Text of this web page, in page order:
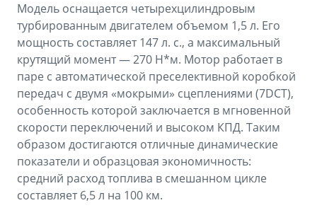
Модель оснащается четырехцилиндровым
турбированным двигателем объемом 1,5 л. Его
мощность составляет 147 л. с., а максимальный
крутящий момент — 270 Н*м. Мотор работает в
паре с автоматической преселективной коробкой
передач с двумя «мокрыми» сцеплениями (7DCT),
особенность которой заключается в мгновенной
скорости переключений и высоком КПД. Таким
образом достигаются отличные динамические
показатели и образцовая экономичность:
средний расход топлива в смешанном цикле
составляет 6,5 л на 100 км.